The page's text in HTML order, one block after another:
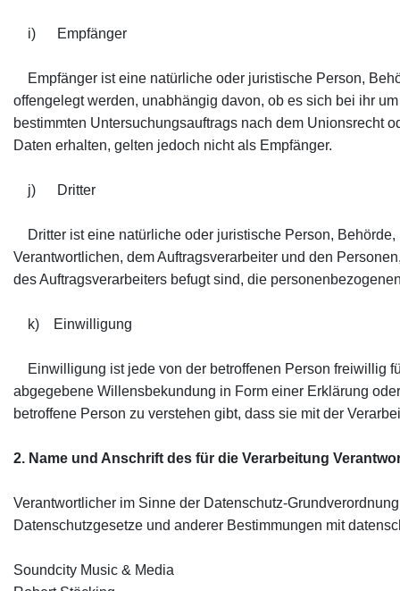
i) Empfänger
Empfänger ist eine natürliche oder juristische Person,
offengelegt werden, unabhängig davon, ob es sich bei ihr
bestimmten Untersuchungsauftrags nach dem Unionsrecht
Daten erhalten, gelten jedoch nicht als Empfänger.
j) Dritter
Dritter ist eine natürliche oder juristische Person,
Verantwortlichen, dem Auftragsverarbeiter und den
des Auftragsverarbeiters befugt sind, die
k) Einwilligung
Einwilligung ist jede von der betroffenen Person freiwillig
abgegebene Willensbekundung in Form einer Erklärung
betroffene Person zu verstehen gibt, dass sie mit der
2. Name und Anschrift des für die Verarbeitung
Verantwortlicher im Sinne der Datenschutz-
Datenschutzgesetze und anderer Bestimmungen mit
Soundcity Music & Media